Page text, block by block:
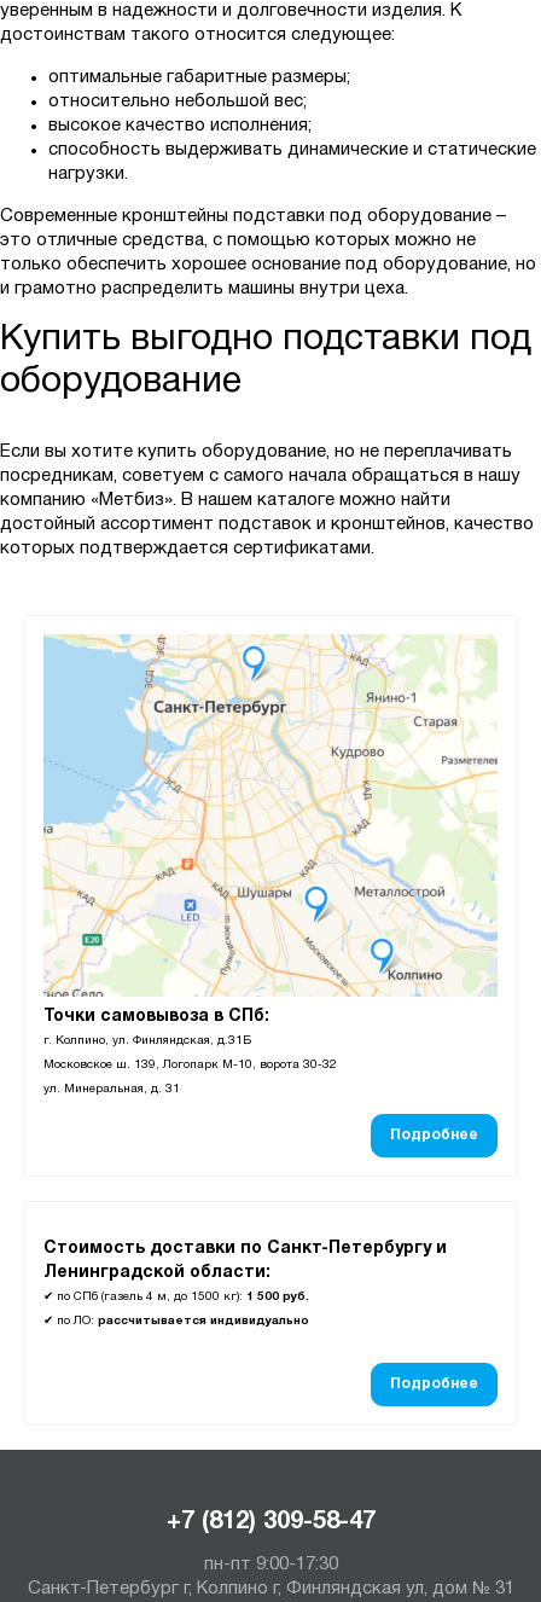
Точки самовывоза в СПб:
г. Колпино, ул. Финляндская, д.31Б
Московское ш. 139, Логопарк М-10, ворота 30-32
ул. Минеральная, д. 31
Подробнее
Стоимость доставки по Санкт-Петербургу и
Ленинградской области:
✔ по СПб (газель 4 м, до 1500 кг): 1 500 руб.
✔ по ЛО: рассчитывается индивидуально
Подробнее
уверенным в надежности и долговечности изделия. К
достоинствам такого относится следующее:
оптимальные габаритные размеры;
относительно небольшой вес;
высокое качество исполнения;
способность выдерживать динамические и статические
нагрузки.
Современные кронштейны подставки под оборудование –
это отличные средства, с помощью которых можно не
только обеспечить хорошее основание под оборудование, но
и грамотно распределить машины внутри цеха.
Купить выгодно подставки под
оборудование
Если вы хотите купить оборудование, но не переплачивать
посредникам, советуем с самого начала обращаться в нашу
компанию «Метбиз». В нашем каталоге можно найти
достойный ассортимент подставок и кронштейнов, качество
которых подтверждается сертификатами.
+7 (812) 309-58-47
пн-пт 9:00-17:30
Санкт-Петербург г, Колпино г, Финляндская ул, дом № 31